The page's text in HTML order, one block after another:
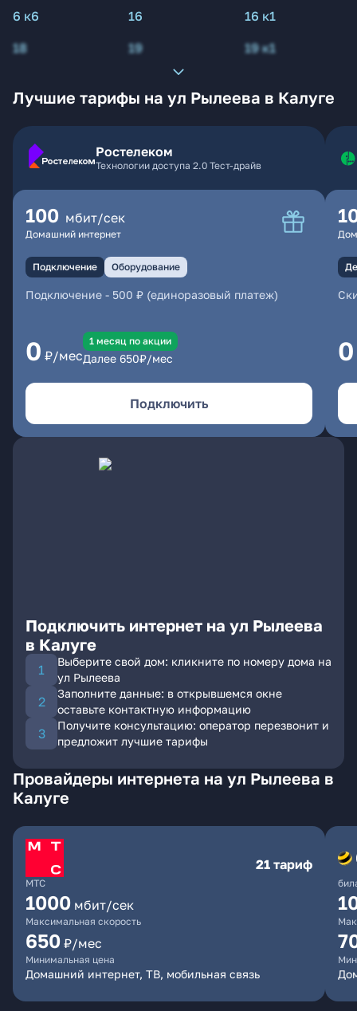
6 к6
16
16 к1
18
19 19 к1
Лучшие тарифы на ул Рылеева в Калуге
Ростелеком
Технологии доступа 2.0 Тест-драйв
100 мбит/сек
Домашний интернет
Подключение Оборудование
Подключение - 500 ₽ (единоразовый платеж)
0 ₽/мес
1 месяц по акции
Далее 650₽/мес
Подключить
0
Подключить интернет на ул Рылеева
в Калуге
Выберите свой дом: кликните по номеру дома на
ул Рылеева
Заполните данные: в открывшемся окне
оставьте контактную информацию
Получите консультацию: оператор перезвонит и
предложит лучшие тарифы
Провайдеры интернета на ул Рылеева в
Калуге
МТС
21 тариф
1000 мбит/сек
Максимальная скорость
650 ₽/мес
Минимальная цена
Домашний интернет, ТВ, мобильная связь